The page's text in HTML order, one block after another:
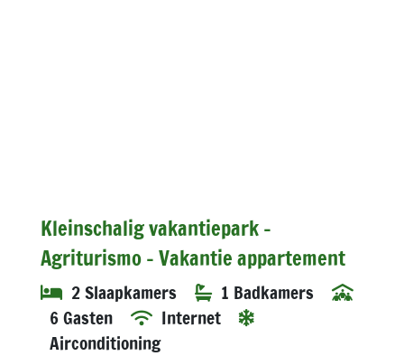
Kleinschalig vakantiepark -
Agriturismo - Vakantie appartement
2 Slaapkamers
1 Badkamers
6 Gasten
Internet
Airconditioning